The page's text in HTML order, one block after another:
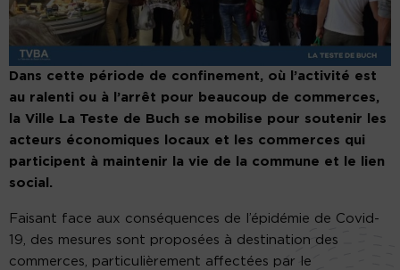
Dans cette période de confinement, où l’activité est
au ralenti ou à l’arrêt pour beaucoup de commerces,
la Ville La Teste de Buch se mobilise pour soutenir les
acteurs économiques locaux et les commerces qui
participent à maintenir la vie de la commune et le lien
social.
Faisant face aux conséquences de l’épidémie de Covid-
19, des mesures sont proposées à destination des
commerces, particulièrement affectées par le